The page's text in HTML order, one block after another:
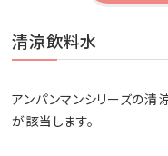
清涼飲料水
アンパンマンシリーズの清
が該当します。